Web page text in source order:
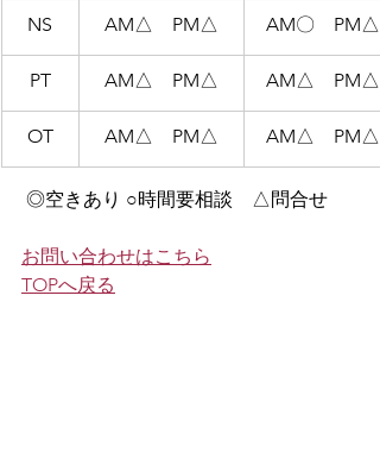
NS AM△　PM△ AM〇　PM△
PT AM△　PM△ AM△　PM△
OT AM△　PM△ AM△　PM△
◎空きあり ○時間要相談　△問合せ
お問い合わせはこちら
TOPへ戻る